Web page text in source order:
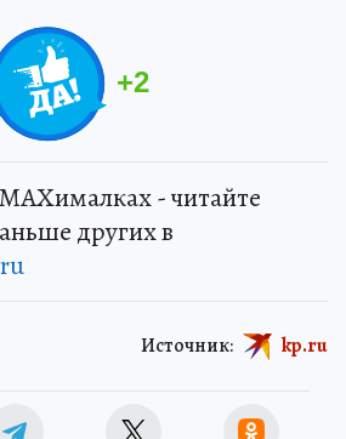
+2
- читайте
других в
Источник: kp.ru